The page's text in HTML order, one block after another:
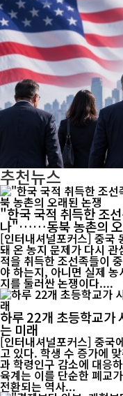
추천뉴스
"한국 국적 취득한 조
나"……동북 농촌의 오
[인터내셔널포커스] 중국
돼 온 농지 문제가 다시
적을 취득한 조선족들이
야 하는지, 아니면 실제
지를 둘러싼 논쟁이다....
하루 22개 초등학교
는 미래
[인터내셔널포커스] 중국
고 있다. 학생 수 증가에
과 학령인구 감소에 대응
육계는 이를 단순한 폐교
전환되는 역사...